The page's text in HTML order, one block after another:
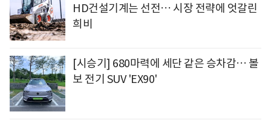
HD건설기계는 선전… 시장 전략에 엇갈린
희비
[시승기] 680마력에 세단 같은 승차감… 볼
보 전기 SUV 'EX90'